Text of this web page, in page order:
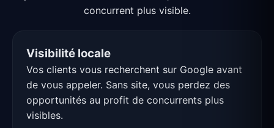
concurrent plus visible.
Visibilité locale
Vos clients vous recherchent sur Google avant
de vous appeler. Sans site, vous perdez des
opportunités au profit de concurrents plus
visibles.